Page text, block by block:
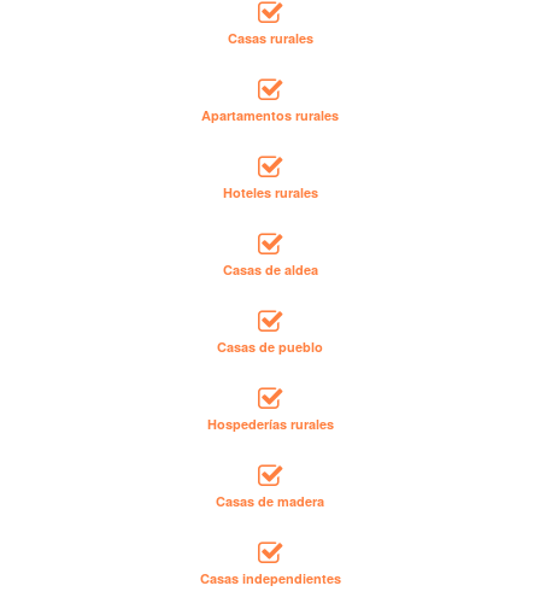
Casas rurales
Apartamentos rurales
Hoteles rurales
Casas de aldea
Casas de pueblo
Hospederías rurales
Casas de madera
Casas independientes